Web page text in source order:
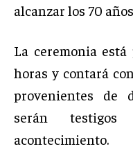
alcanzar los 70
La ceremonia está
horas y contará
provenientes de
serán
acontecimiento.